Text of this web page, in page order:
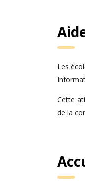
Les
Cette
de la